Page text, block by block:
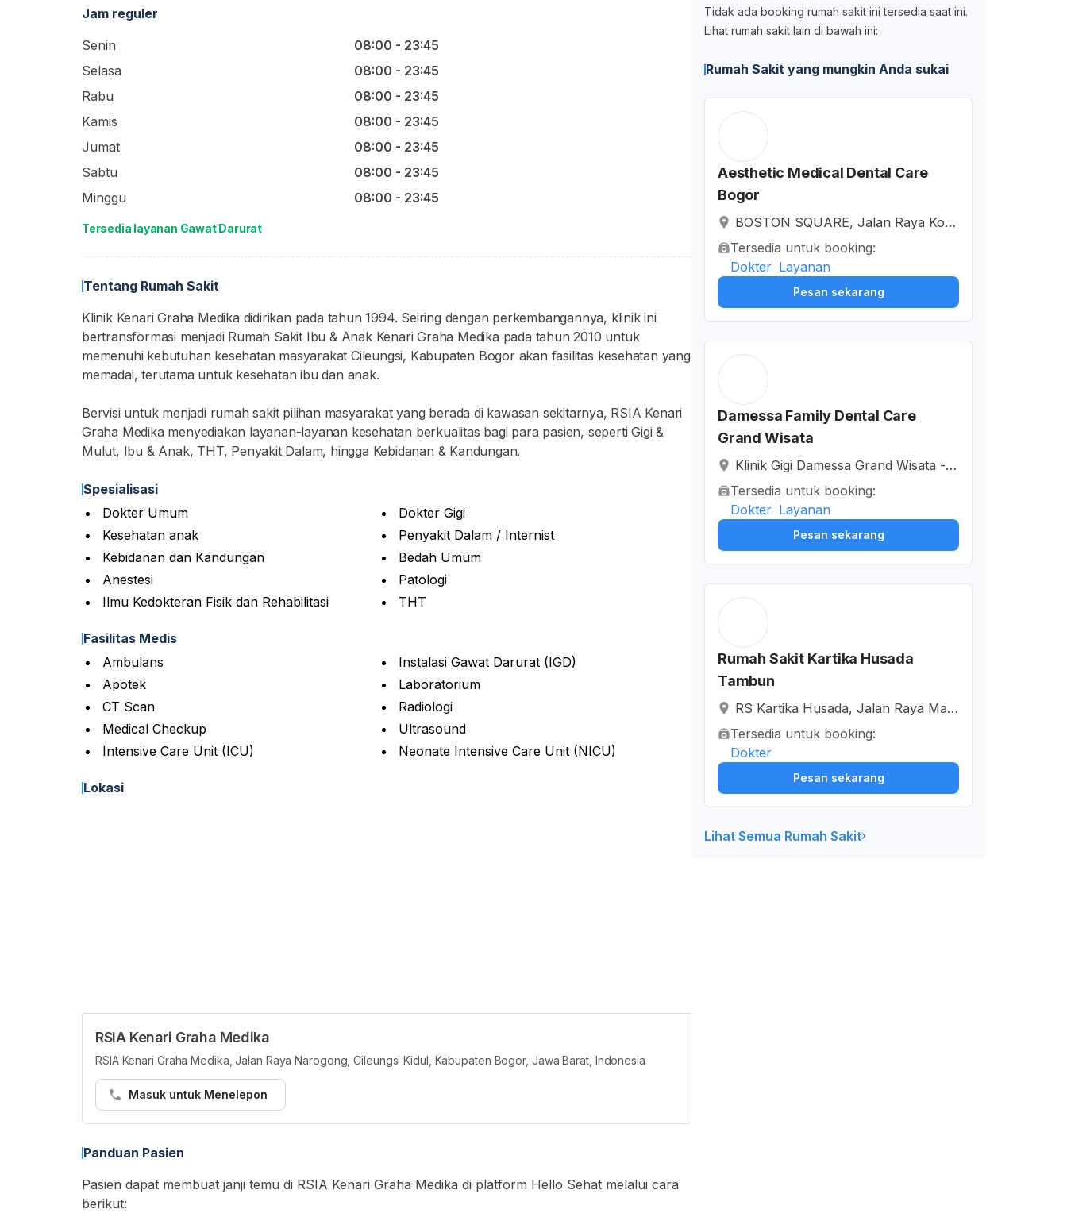
Jam reguler
Senin
08:00 - 23:45
Selasa
08:00 - 23:45
Rabu
08:00 - 23:45
Kamis
08:00 - 23:45
Jumat
08:00 - 23:45
Sabtu
08:00 - 23:45
Minggu
08:00 - 23:45
Tersedia layanan Gawat Darurat
Tentang Rumah Sakit
Klinik Kenari Graha Medika didirikan pada tahun 1994. Seiring dengan perkembangannya, klinik ini
bertransformasi menjadi Rumah Sakit Ibu & Anak Kenari Graha Medika pada tahun 2010 untuk
memenuhi kebutuhan kesehatan masyarakat Cileungsi, Kabupaten Bogor akan fasilitas kesehatan yang
memadai, terutama untuk kesehatan ibu dan anak.
Bervisi untuk menjadi rumah sakit pilihan masyarakat yang berada di kawasan sekitarnya, RSIA Kenari
Graha Medika menyediakan layanan-layanan kesehatan berkualitas bagi para pasien, seperti Gigi &
Mulut, Ibu & Anak, THT, Penyakit Dalam, hingga Kebidanan & Kandungan.
Spesialisasi
Dokter Umum
Dokter Gigi
Kesehatan anak
Penyakit Dalam / Internist
Kebidanan dan Kandungan
Bedah Umum
Anestesi
Patologi
Ilmu Kedokteran Fisik dan Rehabilitasi
THT
Fasilitas Medis
Ambulans
Instalasi Gawat Darurat (IGD)
Apotek
Laboratorium
CT Scan
Radiologi
Medical Checkup
Ultrasound
Intensive Care Unit (ICU)
Neonate Intensive Care Unit (NICU)
Lokasi
RSIA Kenari Graha Medika
RSIA Kenari Graha Medika, Jalan Raya Narogong, Cileungsi Kidul, Kabupaten Bogor, Jawa Barat, Indonesia
Masuk untuk Menelepon
Panduan Pasien
Pasien dapat membuat janji temu di RSIA Kenari Graha Medika di platform Hello Sehat melalui cara
berikut:
Tidak ada booking rumah sakit ini tersedia saat ini.
Lihat rumah sakit lain di bawah ini:
Rumah Sakit yang mungkin Anda sukai
Aesthetic Medical Dental Care
Bogor
BOSTON SQUARE, Jalan Raya Kota
Wisata, Ciangsana, Kabupaten Bogo
r, Jawa Barat, Indonesia
Tersedia untuk booking:
Dokter Layanan
Pesan sekarang
Damessa Family Dental Care
Grand Wisata
Klinik Gigi Damessa Grand Wisata - K
linik Gigi Keluarga Dengan Dokter Sp
esialis, AA05 Jalan Celebration Boul
evard, Lambangjaya, Kabupaten Bek
asi, Jawa Barat, Indonesia
Tersedia untuk booking:
Dokter Layanan
Pesan sekarang
Rumah Sakit Kartika Husada
Tambun
RS Kartika Husada, Jalan Raya Man
gun Jaya, Sumberjaya, Tambun Sel
atan, Kabupaten Bekasi, Jawa Barat,
Indonesia
Tersedia untuk booking:
Dokter
Pesan sekarang
Lihat Semua Rumah Sakit